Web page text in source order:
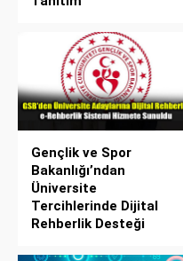
Gençlik ve Spor
Bakanlığı’ndan
Üniversite
Tercihlerinde Dijital
Rehberlik Desteği